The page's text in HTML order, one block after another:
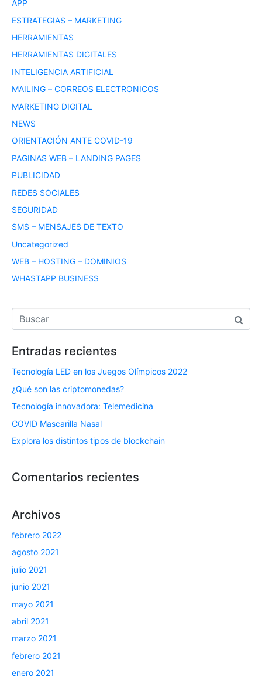
APP
ESTRATEGIAS – MARKETING
HERRAMIENTAS
HERRAMIENTAS DIGITALES
INTELIGENCIA ARTIFICIAL
MAILING – CORREOS ELECTRONICOS
MARKETING DIGITAL
NEWS
ORIENTACIÓN ANTE COVID-19
PAGINAS WEB – LANDING PAGES
PUBLICIDAD
REDES SOCIALES
SEGURIDAD
SMS – MENSAJES DE TEXTO
Uncategorized
WEB – HOSTING – DOMINIOS
WHASTAPP BUSINESS
Entradas recientes
Tecnología LED en los Juegos Olímpicos 2022
¿Qué son las criptomonedas?
Tecnología innovadora: Telemedicina
COVID Mascarilla Nasal
Explora los distintos tipos de blockchain
Comentarios recientes
Archivos
febrero 2022
agosto 2021
julio 2021
junio 2021
mayo 2021
abril 2021
marzo 2021
febrero 2021
enero 2021